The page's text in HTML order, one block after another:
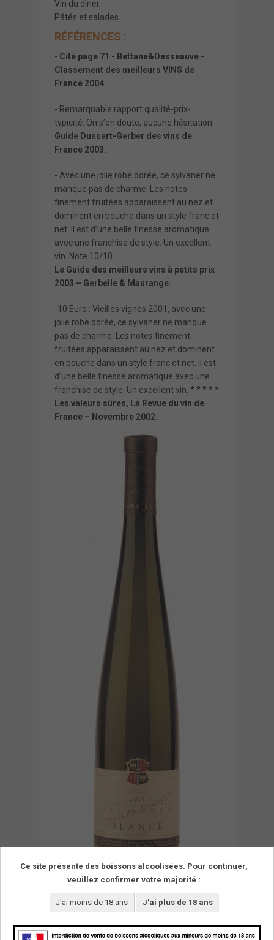
Vin du dîner.
Pâtés et salades.
RÉFÉRENCES :
- Cité page 71 - Bettane&Desseauve -
Classement des meilleurs VINS de
France 2004.
- Remarquable rapport qualité-prix-
typicité. On s’en doute, aucune hésitation.
Guide Dussert-Gerber des vins de
France 2003.
- Avec une jolie robe dorée, ce sylvaner ne
manque pas de charme. Les notes
finement fruitées apparaissent au nez et
dominent en bouche dans un style franc et
net. Il est d’une belle finesse aromatique
avec une franchise de style. Un excellent
vin. Note 10/10
Le Guide des meilleurs vins à petits prix
2003 – Gerbelle & Maurange.
-10 Euro : Vieilles vignes 2001, avec une
jolie robe dorée, ce sylvaner ne manque
pas de charme. Les notes finement
fruitées apparaissent au nez et dominent
en bouche dans un style franc et net. Il est
d’une belle finesse aromatique avec une
franchise de style. Un excellent vin. * * * * *
Les valeurs sûres, La Revue du vin de
France – Novembre 2002.
Ce site présente des boissons alcoolisées. Pour continuer,
veuillez confirmer votre majorité :
J'ai moins de 18 ans J'ai plus de 18 ans